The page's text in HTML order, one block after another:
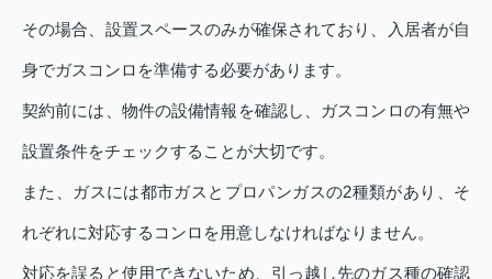
その場合、設置スペースのみが確保されており、入居者が自
身でガスコンロを準備する必要があります。
契約前には、物件の設備情報を確認し、ガスコンロの有無や
設置条件をチェックすることが大切です。
また、ガスには都市ガスとプロパンガスの2種類があり、そ
れぞれに対応するコンロを用意しなければなりません。
対応を誤ると使用できないため、引っ越し先のガス種の確認